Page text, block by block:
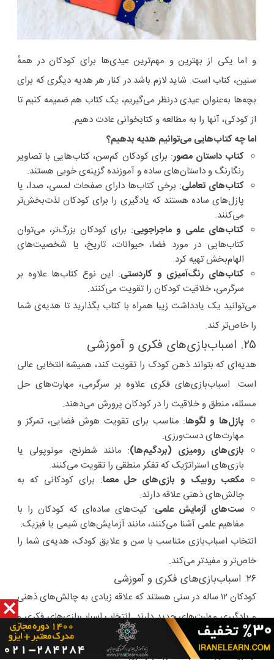
و اما یکی از بهترین و مهم‌ترین عیدی‌ها برای کودکان در همهٔ
سنین، کتاب است. شاید لازم باشد در کنار هر هدیه دیگری که برای
بچه‌ها به‌عنوان عیدی درنظر می‌گیریم، یک کتاب هم ضمیمه کنیم تا
از کودکی، آنها را به مطالعه و کتابخوانی عادت دهیم.
اما چه کتاب‌هایی می‌توانیم هدیه بدهیم؟
کتاب داستان مصور: برای کودکان کم‌سن، کتاب‌هایی با تصاویر
رنگارنگ و داستان‌های ساده و آموزنده گزینه‌ی خوبی هستند.
کتاب‌های تعاملی: برخی کتاب‌ها دارای صفحات لمسی، صدا، یا
پازل‌های ساده هستند که یادگیری را برای کودکان لذت‌بخش‌تر
می‌کنند.
کتاب‌های علمی و ماجراجویی: برای کودکان بزرگ‌تر، می‌توان
کتاب‌هایی در مورد فضا، حیوانات، تاریخ، یا شخصیت‌های
الهام‌بخش تهیه کرد.
کتاب‌های رنگ‌آمیزی و کاردستی: این نوع کتاب‌ها علاوه بر
سرگرمی، خلاقیت کودکان را تقویت می‌کنند.
می‌توانید یک یادداشت زیبا همراه با کتاب بگذارید تا هدیه‌ی شما
را خاص‌تر کند.
۲۵. اسباب‌بازی‌های فکری و آموزشی
هدیه‌ای که بتواند ذهن کودک را تقویت کند، همیشه انتخابی عالی
است. اسباب‌بازی‌های فکری علاوه بر سرگرمی، مهارت‌های حل
مسئله، منطق و خلاقیت را در کودکان پرورش می‌دهند.
پازل‌ها و لگوها: مناسب برای تقویت هوش فضایی، تمرکز و
مهارت‌های دست‌ورزی.
بازی‌های رومیزی (بردگیم‌ها): مانند شطرنج، مونوپولی یا
بازی‌های استراتژیک که تفکر منطقی را تقویت می‌کنند.
مکعب روبیک و بازی‌های حل معما: برای کودکانی که به
چالش‌های ذهنی علاقه دارند.
ست‌های آزمایش علمی: کیت‌های ساده‌ای که کودکان را با
مفاهیم علمی آشنا می‌کنند، مانند آزمایش‌های شیمی یا فیزیک.
انتخاب اسباب‌بازی متناسب با سن و علایق کودک، هدیه‌ی شما را
خاص‌تر و مفیدتر می‌کند.
۲۶. اسباب‌بازی‌های فکری و آموزشی
کودکان ۱۲ ساله در سنی هستند که علاقه زیادی به چالش‌های ذهنی
و یادگیری مهارت‌های جدید دارند. انتخاب اسباب‌بازی‌های فکری و
آموزشی می‌تواند علاوه بر سرگرمی، ذهن آن‌ها را تقویت کند. برخی
از گزینه‌های مناسب شامل موارد زیر هستند: